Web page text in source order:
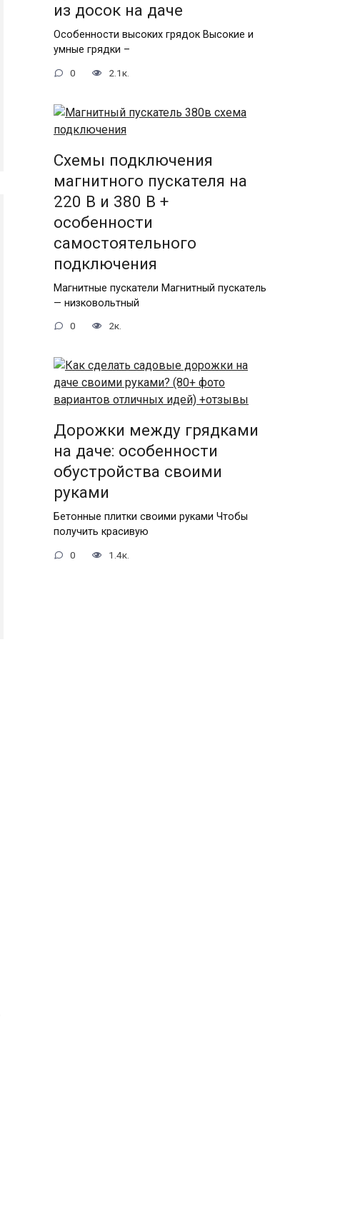
из досок на даче
Особенности высоких грядок Высокие и
умные грядки –
0 2.1к.
Схемы подключения
магнитного пускателя на
220 В и 380 В +
особенности
самостоятельного
подключения
Магнитные пускатели Магнитный пускатель
— низковольтный
0 2к.
Дорожки между грядками
на даче: особенности
обустройства своими
руками
Бетонные плитки своими руками Чтобы
получить красивую
0 1.4к.